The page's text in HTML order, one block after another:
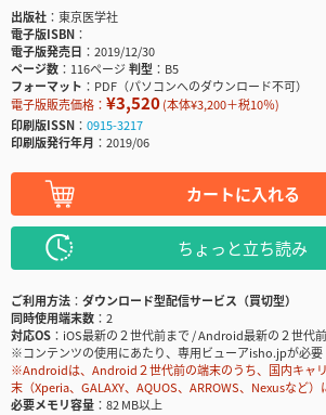
出版社
東京医学社
電子版ISBN
電子版発売日
2019/12/30
ページ数
116ページ判型
B5
フォーマット
PDF（パソコンへのダウンロード不可）
電子版販売価格： ¥3,520(本体¥3,200＋税10％)
印刷版ISSN
0915-3217
印刷版発行年月
2019/06
カートに入れる
ちょっと立ち読み
ご利用方法
ダウンロード型配信サービス（買切型）
同時使用端末数
2
対応OS
iOS最新の２世代前まで / Android最新の２世代
※コンテンツの使用にあたり、専用ビューアisho.jpが必要
※Androidは、Android２世代前の端末のうち、国内キャ
末（Xperia、GALAXY、AQUOS、ARROWS、Nexusなど
必要メモリ容量
82 MB以上